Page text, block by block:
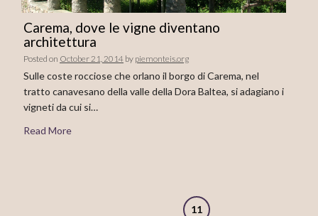
Carema, dove le vigne diventano
architettura
Posted on October 21, 2014 by piemonteis.org
Sulle coste rocciose che orlano il borgo di Carema, nel
tratto canavesano della valle della Dora Baltea, si adagiano i
vigneti da cui si…
Read More
11